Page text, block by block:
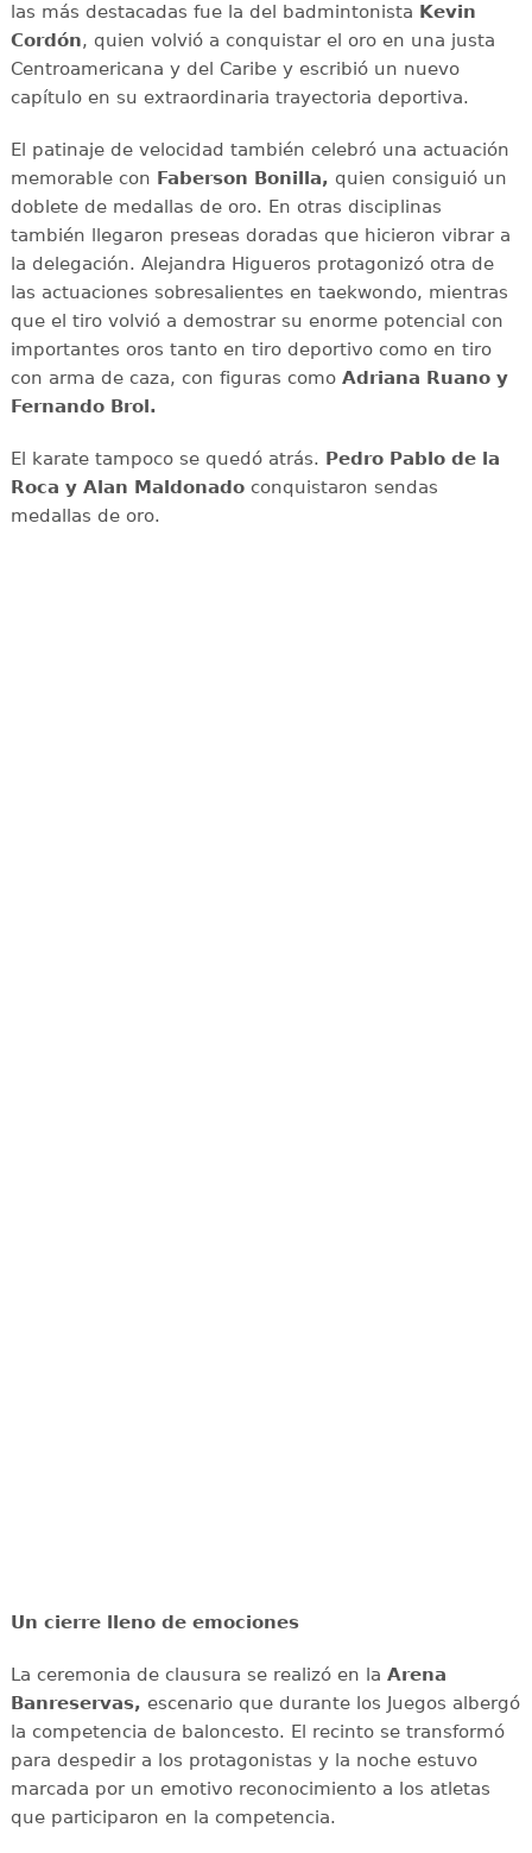
las más destacadas fue la del badmintonista Kevin
Cordón, quien volvió a conquistar el oro en una justa
Centroamericana y del Caribe y escribió un nuevo
capítulo en su extraordinaria trayectoria deportiva.
El patinaje de velocidad también celebró una actuación
memorable con Faberson Bonilla, quien consiguió un
doblete de medallas de oro. En otras disciplinas
también llegaron preseas doradas que hicieron vibrar a
la delegación. Alejandra Higueros protagonizó otra de
las actuaciones sobresalientes en taekwondo, mientras
que el tiro volvió a demostrar su enorme potencial con
importantes oros tanto en tiro deportivo como en tiro
con arma de caza, con figuras como Adriana Ruano y
Fernando Brol.
El karate tampoco se quedó atrás. Pedro Pablo de la
Roca y Alan Maldonadoconquistaron sendas
medallas de oro.
Un cierre lleno de emociones
La ceremonia de clausura se realizó en la Arena
Banreservas, escenario que durante los Juegos albergó
la competencia de baloncesto. El recinto se transformó
para despedir a los protagonistas y la noche estuvo
marcada por un emotivo reconocimiento a los atletas
que participaron en la competencia.